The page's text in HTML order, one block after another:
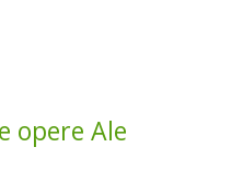
opere Ale